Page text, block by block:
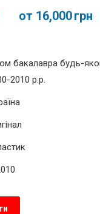
от 16,000грн
бакалавра будь-
2010 р.р.